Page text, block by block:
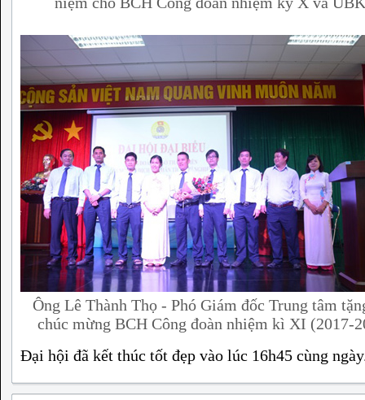
Ông Lê Thành Thọ - Phó Giám đốc Trung tâm
chúc mừng BCH Công đoàn nhiệm kì XI (2017-
Đại hội đã kết thúc tốt đẹp vào lúc 16h45 cùng